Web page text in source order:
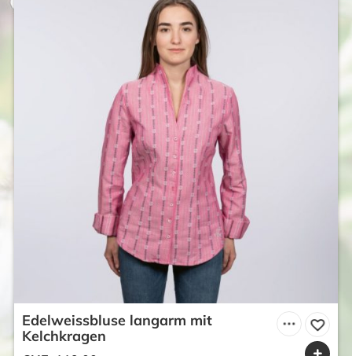
Edelweissbluse langarm mit
Kelchkragen